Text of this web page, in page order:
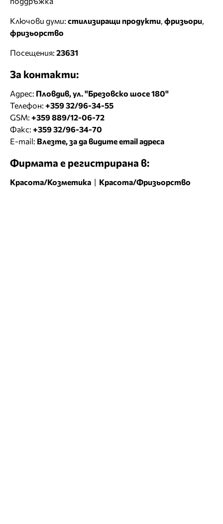
Ключови думи: стилизиращи продукти фризьори
фризьорство
Посещения: 23631
За контакти:
Адрес: Пловдив, ул. "Брезовско шосе 180"
Телефон: +359 32/96-34-55
GSM: +359 889/12-06-72
Факс: +359 32/96-34-70
E-mail: Влезте, за да видите email адреса
Фирмата е регистрирана в:
Красота/Козметика | Красота/Фризьорство